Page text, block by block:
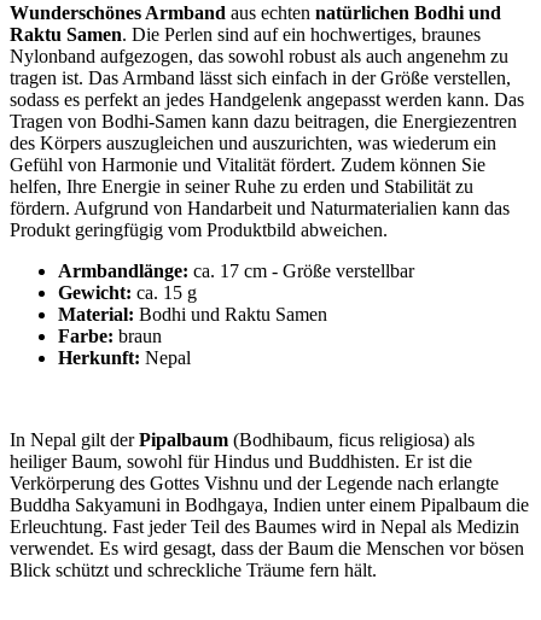
Wunderschönes Armband aus echten natürlichen Bodhi und
Raktu Samen. Die Perlen sind auf ein hochwertiges, braunes
Nylonband aufgezogen, das sowohl robust als auch angenehm zu
tragen ist. Das Armband lässt sich einfach in der Größe verstellen,
sodass es perfekt an jedes Handgelenk angepasst werden kann. Das
Tragen von Bodhi-Samen kann dazu beitragen, die Energiezentren
des Körpers auszugleichen und auszurichten, was wiederum ein
Gefühl von Harmonie und Vitalität fördert. Zudem können Sie
helfen, Ihre Energie in seiner Ruhe zu erden und Stabilität zu
fördern. Aufgrund von Handarbeit und Naturmaterialien kann das
Produkt geringfügig vom Produktbild abweichen.
Armbandlänge: ca. 17 cm - Größe verstellbar
Gewicht: ca. 15 g
Material: Bodhi und Raktu Samen
Farbe: braun
Herkunft: Nepal
In Nepal gilt derPipalbaum (Bodhibaum, ficus religiosa) als
heiliger Baum, sowohl für Hindus und Buddhisten. Er ist die
Verkörperung des Gottes Vishnu und der Legende nach erlangte
Buddha Sakyamuni in Bodhgaya, Indien unter einem Pipalbaum die
Erleuchtung. Fast jeder Teil des Baumes wird in Nepal als Medizin
verwendet. Es wird gesagt, dass der Baum die Menschen vor bösen
Blick schützt und schreckliche Träume fern hält.